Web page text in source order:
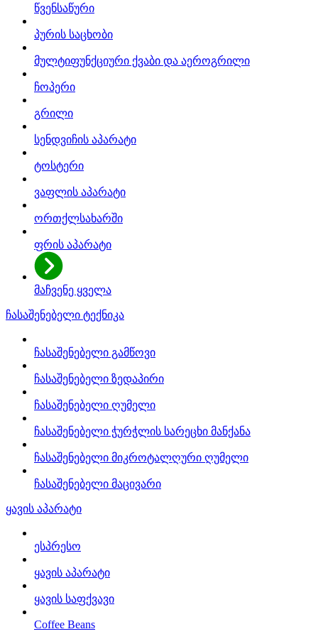
წვენსაწური
პურის საცხობი
მულტიფუნქციური ქვაბი და აეროგრილი
ჩოპერი
გრილი
სენდვიჩის აპარატი
ტოსტერი
ვაფლის აპარატი
ორთქლსახარში
ფრის აპარატი
მაჩვენე ყველა
ჩასაშენებელი ტექნიკა
ჩასაშენებელი გამწოვი
ჩასაშენებელი ზედაპირი
ჩასაშენებელი ღუმელი
ჩასაშენებელი ჭურჭლის სარეცხი მანქანა
ჩასაშენებელი მიკროტალღური ღუმელი
ჩასაშენებელი მაცივარი
ყავის აპარატი
ესპრესო
ყავის აპარატი
ყავის საფქვავი
Coffee Beans